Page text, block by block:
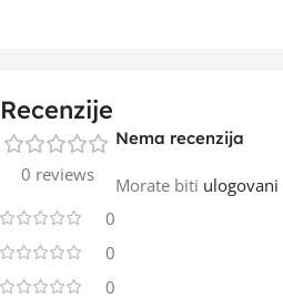
Recenzije
0 reviews
0
0
0
Nema recenzija
Morate biti ulogovani